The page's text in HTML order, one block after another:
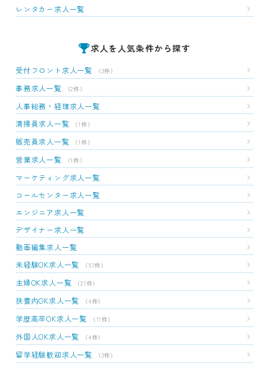
レンタカー求人一覧
求人を人気条件から探す
受付フロント求人一覧 （3件）
事務求人一覧 （2件）
人事総務・経理求人一覧
清掃員求人一覧
（1件）
販売員求人一覧 （1件）
営業求人一覧 （1件）
マーケティング求人一覧
コールセンター求人一覧
エンジニア求人一覧
デザイナー求人一覧
動画編集求人一覧
未経験OK求人一覧
（57件）
主婦OK求人一覧 （21件）
扶養内OK求人一覧 （4件）
学歴高卒OK求人一覧 （11件）
外国人OK求人一覧 （4件）
留学経験歓迎求人一覧 （3件）